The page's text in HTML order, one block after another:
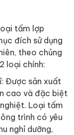
tấm lợp
đích sử dụng
theo chủng
loại chính:
Được sản xuất
cao và đặc biệt
Loại tấm
trình có yêu
nghỉ dưỡng,